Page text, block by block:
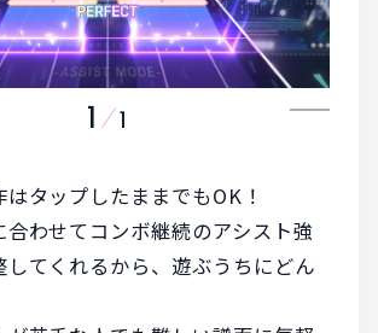
1 1
タップしたままでもOK！
合わせてコンボ継続のアシスト強
てくれるから、 遊ぶうちにどん